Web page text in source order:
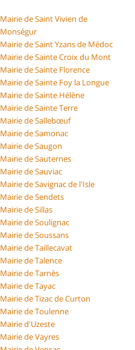
Mairie de Saint Vivien de
Monségur
Mairie de Saint Yzans de Médoc
Mairie de Sainte Croix du Mont
Mairie de Sainte Florence
Mairie de Sainte Foy la Longue
Mairie de Sainte Hélène
Mairie de Sainte Terre
Mairie de Sallebœuf
Mairie de Samonac
Mairie de Saugon
Mairie de Sauternes
Mairie de Sauviac
Mairie de Savignac de l'Isle
Mairie de Sendets
Mairie de Sillas
Mairie de Soulignac
Mairie de Soussans
Mairie de Taillecavat
Mairie de Talence
Mairie de Tarnès
Mairie de Tayac
Mairie de Tizac de Curton
Mairie de Toulenne
Mairie d'Uzeste
Mairie de Vayres